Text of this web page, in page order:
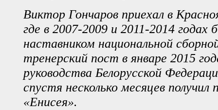
Виктор Гончаров приехал в
где в 2007-2009 и 2011-2014 годах
наставником национальной
тренерский пост в январе 2015
руководства Белорусской
спустя несколько месяцев
«Енисея».